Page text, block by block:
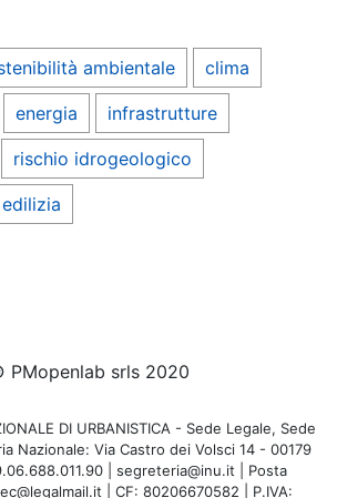
ambientale clima
energia infrastrutture
rischio idrogeologico
edilizia
PMopenlab srls 2020
DI URBANISTICA - Sede Legale, Sede
Nazionale: Via Castro dei Volsci 14 - 00179
| segreteria@inu.it | Posta
| CF: 80206670582 | P.IVA: